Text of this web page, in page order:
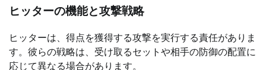
ヒッターの機能と攻撃戦略
ヒッターは、得点を獲得する攻撃を実行する責任がありま
す。彼らの戦略は、受け取るセットや相手の防御の配置に
応じて異なる場合があります。